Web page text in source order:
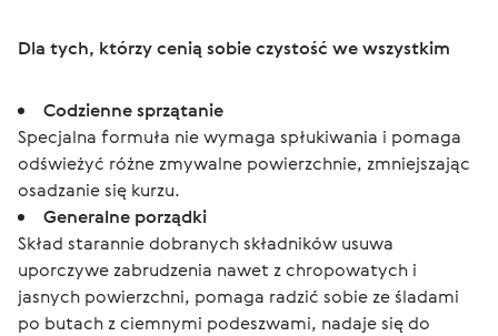
Dla tych, którzy cenią sobie czystość we wszystkim
Codzienne sprzątanie
Specjalna formuła nie wymaga spłukiwania i pomaga
odświeżyć różne zmywalne powierzchnie, zmniejszając
osadzanie się kurzu.
Generalne porządki
Skład starannie dobranych składników usuwa
uporczywe zabrudzenia nawet z chropowatych i
jasnych powierzchni, pomaga radzić sobie ze śladami
po butach z ciemnymi podeszwami, nadaje się do